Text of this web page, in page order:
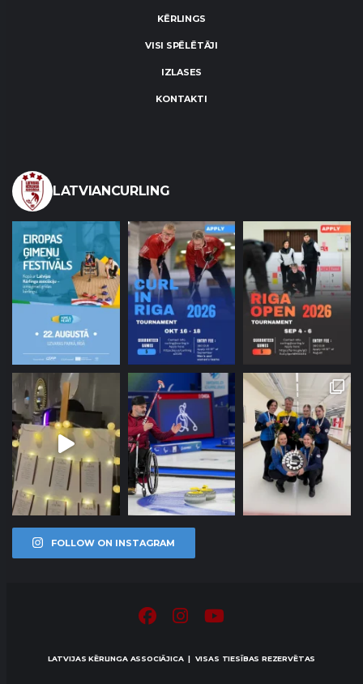
KĒRLINGS
VISI SPĒLĒTĀJI
IZLASES
KONTAKTI
LATVIANCURLING
FOLLOW ON INSTAGRAM
LATVIJAS KĒRLINGA ASSOCIĀJICA | VISAS TIESĪBAS REZERVĒTAS